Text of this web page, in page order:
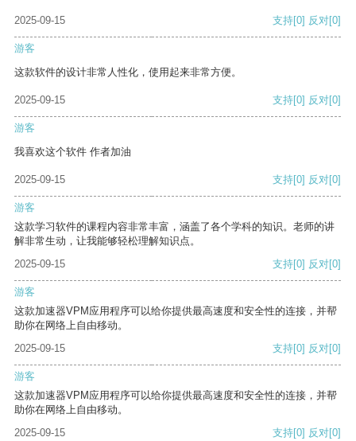
2025-09-15 支持[0] 反对[0]
游客
这款软件的设计非常人性化，使用起来非常方便。
2025-09-15 支持[0] 反对[0]
游客
我喜欢这个软件 作者加油
2025-09-15 支持[0] 反对[0]
游客
这款学习软件的课程内容非常丰富，涵盖了各个学科的知识。老师的讲
解非常生动，让我能够轻松理解知识点。
2025-09-15
支持[0] 反对[0]
游客
这款加速器VPM应用程序可以给你提供最高速度和安全性的连接，并帮
助你在网络上自由移动。
2025-09-15
支持[0] 反对[0]
游客
这款加速器VPM应用程序可以给你提供最高速度和安全性的连接，并帮
助你在网络上自由移动。
2025-09-15
支持[0] 反对[0]